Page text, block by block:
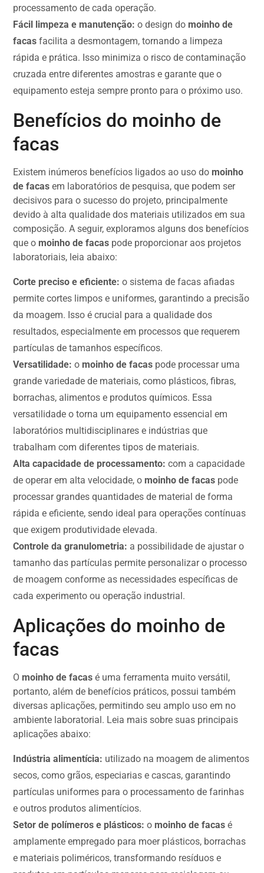
processamento de cada operação.
Fácil limpeza e manutenção: o design do moinho de
facas facilita a desmontagem, tornando a limpeza
rápida e prática. Isso minimiza o risco de contaminação
cruzada entre diferentes amostras e garante que o
equipamento esteja sempre pronto para o próximo uso.
Benefícios do moinho de
facas
Existem inúmeros benefícios ligados ao uso do moinho
de facas em laboratórios de pesquisa, que podem ser
decisivos para o sucesso do projeto, principalmente
devido à alta qualidade dos materiais utilizados em sua
composição. A seguir, exploramos alguns dos benefícios
que o moinho de facas pode proporcionar aos projetos
laboratoriais, leia abaixo:
Corte preciso e eficiente: o sistema de facas afiadas
permite cortes limpos e uniformes, garantindo a precisão
da moagem. Isso é crucial para a qualidade dos
resultados, especialmente em processos que requerem
partículas de tamanhos específicos.
Versatilidade: o moinho de facas pode processar uma
grande variedade de materiais, como plásticos, fibras,
borrachas, alimentos e produtos químicos. Essa
versatilidade o torna um equipamento essencial em
laboratórios multidisciplinares e indústrias que
trabalham com diferentes tipos de materiais.
Alta capacidade de processamento: com a capacidade
de operar em alta velocidade, o moinho de facas pode
processar grandes quantidades de material de forma
rápida e eficiente, sendo ideal para operações contínuas
que exigem produtividade elevada.
Controle da granulometria: a possibilidade de ajustar o
tamanho das partículas permite personalizar o processo
de moagem conforme as necessidades específicas de
cada experimento ou operação industrial.
Aplicações do moinho de
facas
O moinho de facas é uma ferramenta muito versátil,
portanto, além de benefícios práticos, possui também
diversas aplicações, permitindo seu amplo uso em no
ambiente laboratorial. Leia mais sobre suas principais
aplicações abaixo:
Indústria alimentícia: utilizado na moagem de alimentos
secos, como grãos, especiarias e cascas, garantindo
partículas uniformes para o processamento de farinhas
e outros produtos alimentícios.
Setor de polímeros e plásticos: o moinho de facas é
amplamente empregado para moer plásticos, borrachas
e materiais poliméricos, transformando resíduos e